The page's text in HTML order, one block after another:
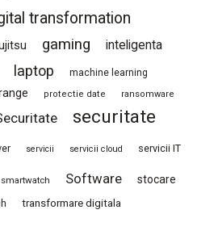
transformation
gaming
inteligenta
laptop machine learning
protectie date ransomware
securitate
servicii servicii cloud servicii IT
smartwatch Software stocare
transformare digitala